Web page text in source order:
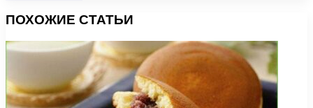
ПОХОЖИЕ СТАТЬИ